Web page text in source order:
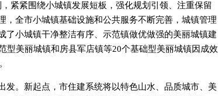
紧紧围绕小城镇发展短板，强化规划引领、注重保留
，全市小城镇基础设施和公共服务不断完善，城镇管理
了小城镇干净整洁有序、示范镇做优做强的美丽城镇建
型美丽城镇和房县军店镇等20个基础型美丽城镇因成效
发。新起点，市住建系统将以特色山水、品质城市、美